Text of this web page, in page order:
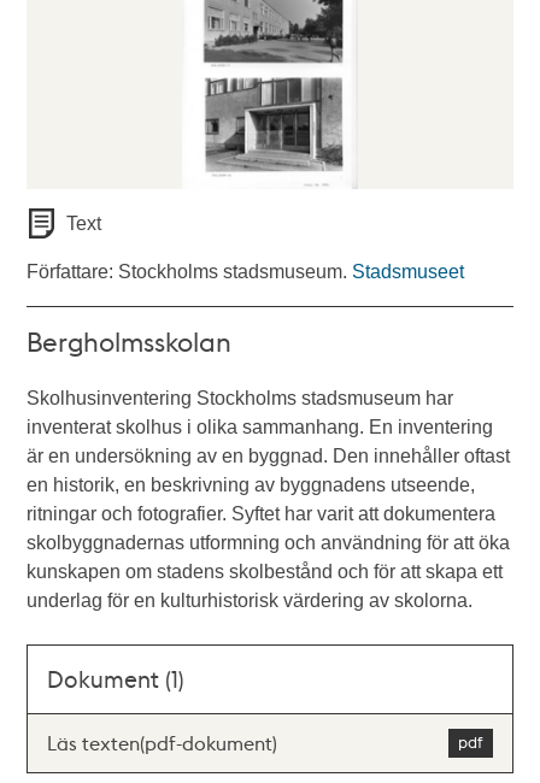
Text
Författare: Stockholms stadsmuseum. Stadsmuseet
Bergholmsskolan
Skolhusinventering Stockholms stadsmuseum har
inventerat skolhus i olika sammanhang. En inventering
är en undersökning av en byggnad. Den innehåller oftast
en historik, en beskrivning av byggnadens utseende,
ritningar och fotografier. Syftet har varit att dokumentera
skolbyggnadernas utformning och användning för att öka
kunskapen om stadens skolbestånd och för att skapa ett
underlag för en kulturhistorisk värdering av skolorna.
Dokument (1)
Läs texten(pdf-dokument)